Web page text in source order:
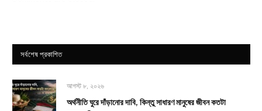
সর্বশেষ প্রকাশিত
আগস্ট ৮, ২০২৬
অর্থনীতি ঘুরে দাঁড়ানোর দাবি, কিন্তু সাধারণ মানুষের জীবন কতটা